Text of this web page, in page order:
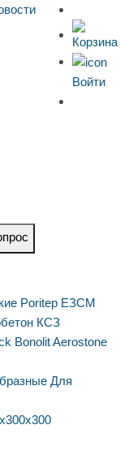
Войти
Poritep ЕЗСМ
КСЗ
BonolitAerostone
Для